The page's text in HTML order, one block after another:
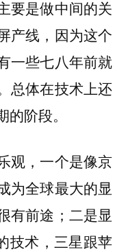
要是做中间的关
产线，因为这个
一些七八年前就
总体在技术上还
阶段。
观，一个是像京
为全球最大的显
有前途；二是显
技术，三星跟苹